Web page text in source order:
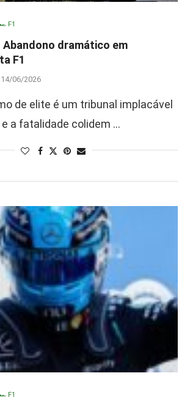
F1
Abandono dramático em
F1
14/06/2026
de elite é um tribunal implacável
a fatalidade colidem …
F1